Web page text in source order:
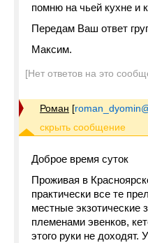
помню на чьей кухне и
Передам Ваш ответ
Максим.
[Нет ответов на это
Роман [
Доброе время суток
Проживая в
практически все те
местные экзотические
племенами эвенков,
этого руки не доходят.